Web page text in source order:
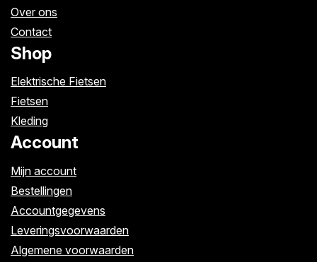
Over ons
Contact
Shop
Elektrische Fietsen
Fietsen
Kleding
Account
Mijn account
Bestellingen
Accountgegevens
Leveringsvoorwaarden
Algemene voorwaarden